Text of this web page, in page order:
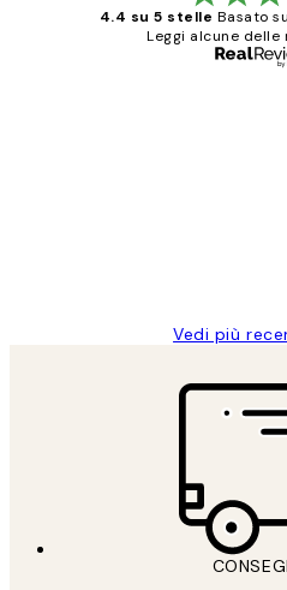
4.4 su 5 stelle Basato
Leggi alcune delle
Vedi più